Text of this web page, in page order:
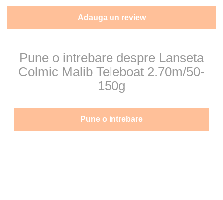
Adauga un review
Pune o intrebare despre Lanseta
Colmic Malib Teleboat 2.70m/50-
150g
Pune o intrebare